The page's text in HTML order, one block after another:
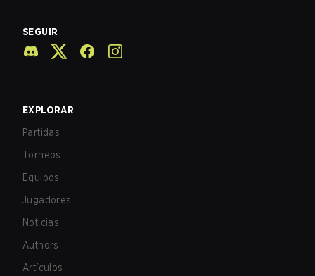
SEGUIR
EXPLORAR
Partidas
Torneos
Equipos
Jugadores
Noticias
Authors
Artículos